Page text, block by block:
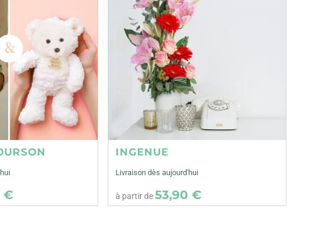
€
INGENUE
Livraison dès aujourd'hui
à partir de53,90 €